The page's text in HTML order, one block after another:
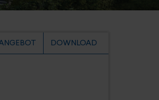
DOWNLOAD